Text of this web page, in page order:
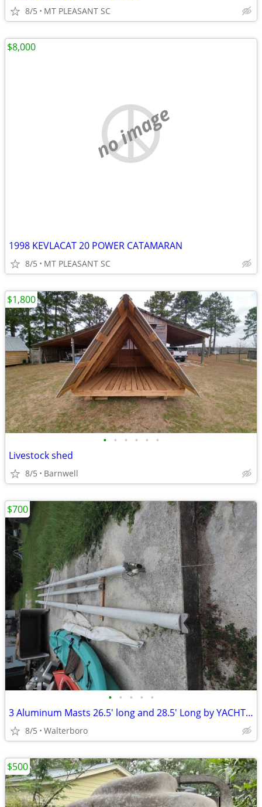
8/5 MT PLEASANT SC
no image
1998 KEVLACAT 20 POWER CATAMARAN
8/5 MT PLEASANT SC
$8,000
• • • • • •
Livestock shed
8/5 Barnwell
$1,800
• • • • •
3 Aluminum Masts 26.5' long and 28.5' Long by YACHT RIGGERS Seattle
8/5 Walterboro
$700
$500